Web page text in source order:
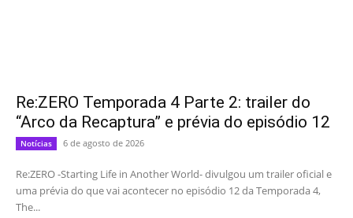
Re:ZERO Temporada 4 Parte 2: trailer do
“Arco da Recaptura” e prévia do episódio 12
Notícias 6 de agosto de 2026
Re:ZERO -Starting Life in Another World- divulgou um trailer oficial e
uma prévia do que vai acontecer no episódio 12 da Temporada 4,
The...